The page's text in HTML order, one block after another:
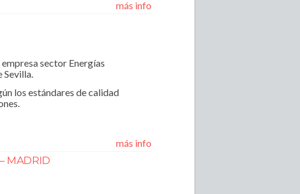
más info
sector Energías
Sevilla.
los estándares de calidad
más info
MADRID